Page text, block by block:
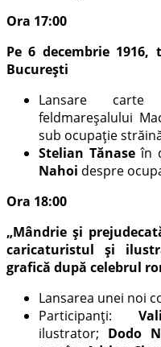
Ora 17:00
Pe 6 decembrie
București
Lansare carte
feldmareșalului
sub ocupație
Stelian Tănase în
Nahoi despre
Ora 18:00
„Mândrie și
caricaturistul și
grafică după celebrul
Lansarea unei noi
Participanți:
ilustrator; Dodo